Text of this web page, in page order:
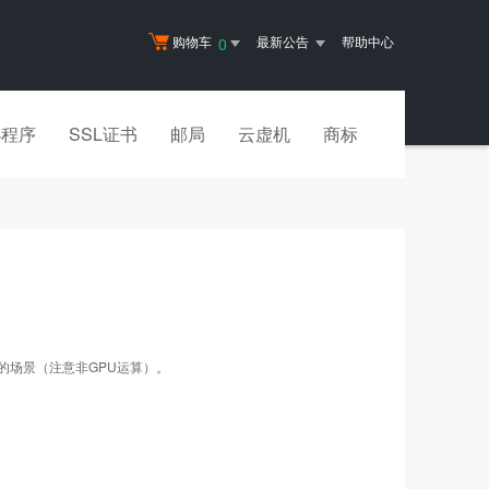
购物车 0 最新公告 帮助中心
序 SSL证书 邮局 云虚机 商标
景（注意非GPU运算）。